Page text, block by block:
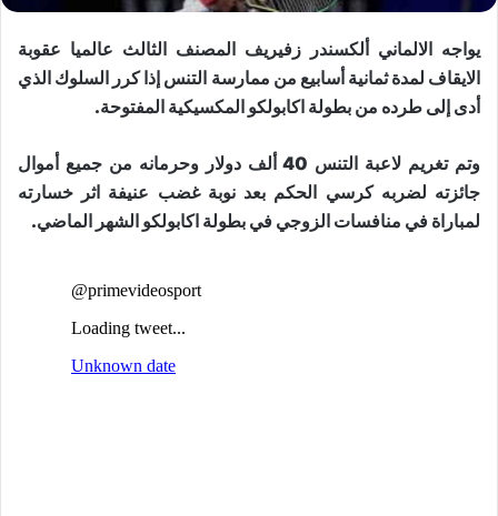
يواجه الالماني ​ألكسندر زفيريف​ المصنف الثالث عالميا عقوبة
الايقاف لمدة ثمانية أسابيع من ممارسة التنس إذا كرر السلوك الذي
أدى إلى طرده من ​بطولة اكابولكو المكسيكية​ المفتوحة.
وتم تغريم لاعبة التنس 40 ألف دولار وحرمانه من جميع أموال
جائزته لضربه كرسي الحكم بعد نوبة غضب عنيفة اثر خسارته
لمباراة في منافسات الزوجي في بطولة اكابولكو الشهر الماضي.